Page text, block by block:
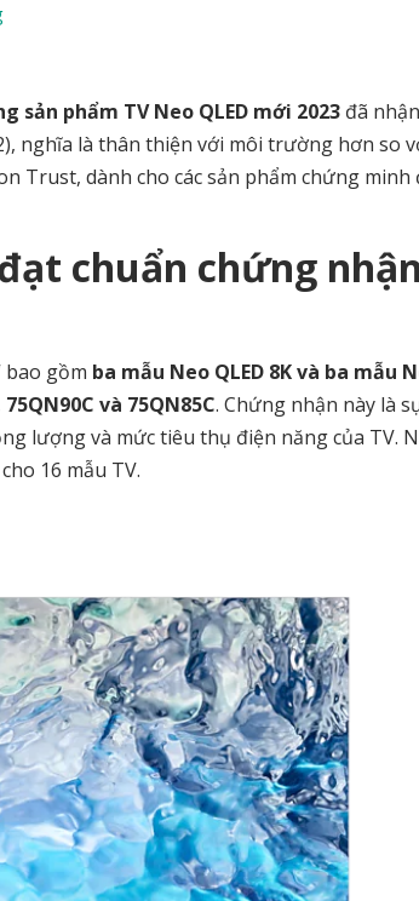
sản phẩm TV Neo QLED mới 2023 đã
nghĩa là thân thiện với môi trường hơn so
Trust, dành cho các sản phẩm chứng minh
chuẩn chứng
bao gồm ba mẫu Neo QLED 8K và ba mẫu
và 75QN85C. Chứng nhận này là
lượng và mức tiêu thụ điện năng của TV.
16 mẫu TV.